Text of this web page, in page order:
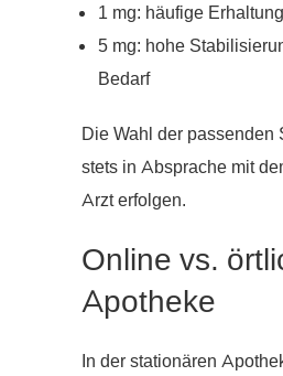
1 mg: häufige
5 mg: hohe
Bedarf
Die Wahl der passenden
stets in Absprache mit
Arzt erfolgen.
Online vs.
Apotheke
In der stationären